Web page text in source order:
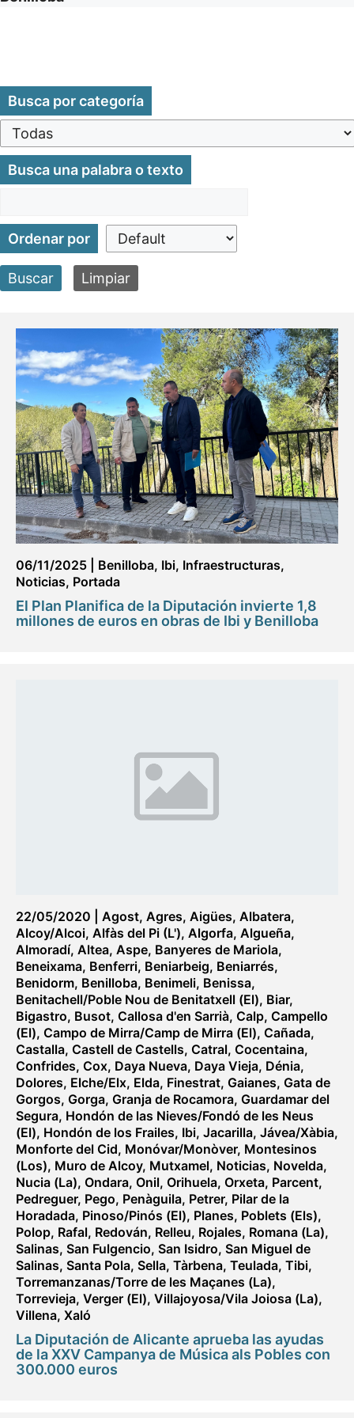
Busca por categoría
Busca una palabra o texto
Ordenar por
Buscar Limpiar
06/11/2025 Benilloba, Ibi, Infraestructuras,
Noticias, Portada
El Plan Planifica de la Diputación invierte 1,8
millones de euros en obras de Ibi y Benilloba
22/05/2020 Agost, Agres, Aigües, Albatera,
Alcoy/Alcoi, Alfàs del Pi (L'), Algorfa, Algueña,
Almoradí, Altea, Aspe, Banyeres de Mariola,
Beneixama, Benferri, Beniarbeig, Beniarrés,
Benidorm, Benilloba, Benimeli, Benissa,
Benitachell/Poble Nou de Benitatxell (El), Biar,
Bigastro, Busot, Callosa d'en Sarrià, Calp, Campello
(El), Campo de Mirra/Camp de Mirra (El), Cañada,
Castalla, Castell de Castells, Catral, Cocentaina,
Confrides, Cox, Daya Nueva, Daya Vieja, Dénia,
Dolores, Elche/Elx, Elda, Finestrat, Gaianes, Gata de
Gorgos, Gorga, Granja de Rocamora, Guardamar del
Segura, Hondón de las Nieves/Fondó de les Neus
(El), Hondón de los Frailes, Ibi, Jacarilla, Jávea/Xàbia,
Monforte del Cid, Monóvar/Monòver, Montesinos
(Los), Muro de Alcoy, Mutxamel, Noticias, Novelda,
Nucia (La), Ondara, Onil, Orihuela, Orxeta, Parcent,
Pedreguer, Pego, Penàguila, Petrer, Pilar de la
Horadada, Pinoso/Pinós (El), Planes, Poblets (Els),
Polop, Rafal, Redován, Relleu, Rojales, Romana (La),
Salinas, San Fulgencio, San Isidro, San Miguel de
Salinas, Santa Pola, Sella, Tàrbena, Teulada, Tibi,
Torremanzanas/Torre de les Maçanes (La),
Torrevieja, Verger (El), Villajoyosa/Vila Joiosa (La),
Villena, Xaló
La Diputación de Alicante aprueba las ayudas
de la XXV Campanya de Música als Pobles con
300.000 euros